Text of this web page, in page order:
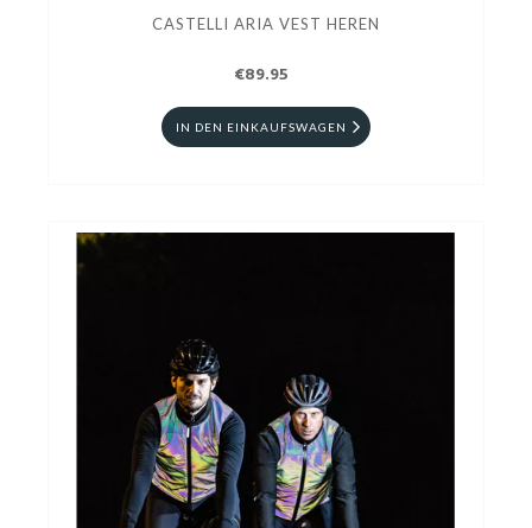
CASTELLI ARIA VEST HEREN
€89.95
IN DEN EINKAUFSWAGEN